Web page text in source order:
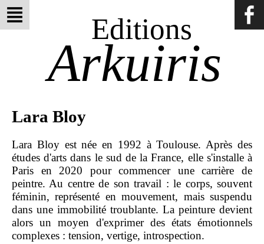
Editions
Arkuiris
Lara Bloy
Lara Bloy est née en 1992 à Toulouse. Après des
études d'arts dans le sud de la France, elle s'installe à
Paris en 2020 pour commencer une carrière de
peintre. Au centre de son travail : le corps, souvent
féminin, représenté en mouvement, mais suspendu
dans une immobilité troublante. La peinture devient
alors un moyen d'exprimer des états émotionnels
complexes : tension, vertige, introspection.